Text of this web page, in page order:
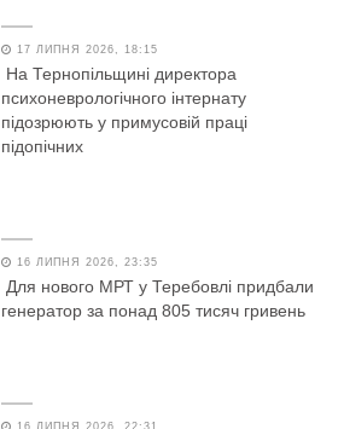
17 ЛИПНЯ 2026, 18:15
На Тернопільщині директора
психоневрологічного інтернату
підозрюють у примусовій праці
підопічних
16 ЛИПНЯ 2026, 23:35
Для нового МРТ у Теребовлі придбали
генератор за понад 805 тисяч гривень
16 ЛИПНЯ 2026, 22:31